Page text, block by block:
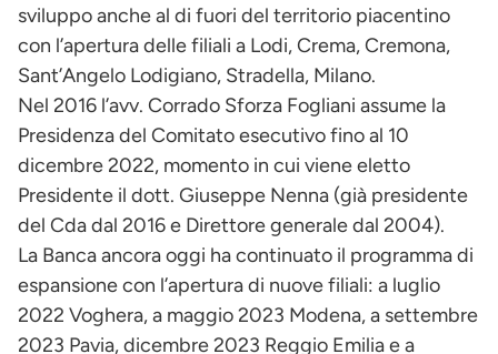
sviluppo anche al di fuori del territorio piacentino
con l’apertura delle filiali a Lodi, Crema, Cremona,
Sant’Angelo Lodigiano, Stradella, Milano.
Nel 2016 l’avv. Corrado Sforza Fogliani assume la
Presidenza del Comitato esecutivo fino al 10
dicembre 2022, momento in cui viene eletto
Presidente il dott. Giuseppe Nenna (già presidente
del Cda dal 2016 e Direttore generale dal 2004).
La Banca ancora oggi ha continuato il programma di
espansione con l’apertura di nuove filiali: a luglio
2022 Voghera, a maggio 2023 Modena, a settembre
2023 Pavia, dicembre 2023 Reggio Emilia e a